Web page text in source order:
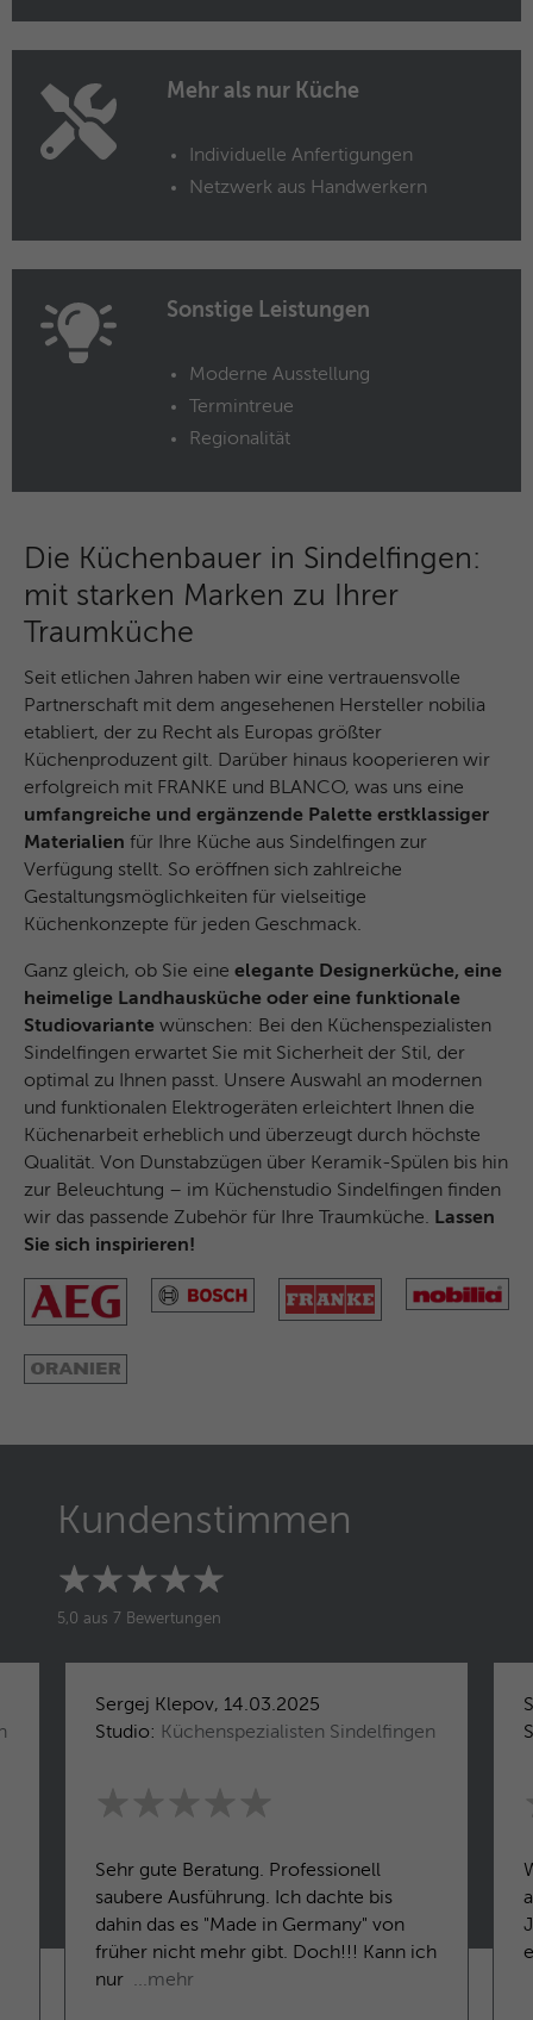
Mehr als nur Küche
Individuelle Anfertigungen
Netzwerk aus Handwerkern
Sonstige Leistungen
Moderne Ausstellung
Termintreue
Regionalität
Die Küchenbauer in Sindelfingen:
mit starken Marken zu Ihrer
Traumküche
Seit etlichen Jahren haben wir eine vertrauensvolle
Partnerschaft mit dem angesehenen Hersteller nobilia
etabliert, der zu Recht als Europas größter
Küchenproduzent gilt. Darüber hinaus kooperieren wir
erfolgreich mit FRANKE und BLANCO, was uns eine
umfangreiche und ergänzende Palette erstklassiger
Materialien für Ihre Küche aus Sindelfingen zur
Verfügung stellt. So eröffnen sich zahlreiche
Gestaltungsmöglichkeiten für vielseitige
Küchenkonzepte für jeden Geschmack.
Ganz gleich, ob Sie eine elegante Designerküche, eine
heimelige Landhausküche oder eine funktionale
Studiovariante wünschen: Bei den Küchenspezialisten
Sindelfingen erwartet Sie mit Sicherheit der Stil, der
optimal zu Ihnen passt. Unsere Auswahl an modernen
und funktionalen Elektrogeräten erleichtert Ihnen die
Küchenarbeit erheblich und überzeugt durch höchste
Qualität. Von Dunstabzügen über Keramik-Spülen bis hin
zur Beleuchtung – im Küchenstudio Sindelfingen finden
wir das passende Zubehör für Ihre Traumküche. Lassen
Sie sich inspirieren!
Kundenstimmen
5,0 aus 7 Bewertungen
Sergej Klepov, 14.03.2025
Studio: Küchenspezialisten Sindelfingen
Sehr gute Beratung. Professionell
saubere Ausführung. Ich dachte bis
dahin das es "Made in Germany" von
früher nicht mehr gibt. Doch!!! Kann ich
nur ...mehr
Zweck
Werbezwecke, übertragen wird . Clarity
Anbieter Microsoft Clarity
Laufzeit Browsersession
Gibt an, ob MUID aktualisiert werden soll.
MUID
Laufzeit 1 Jahr
Identifiziert eindeutige Webbrowser, die
Microsoft-Websites besuchen. Dieses
Analysen und andere betriebliche Zwecke
verwendet.
Name SM
Anbieter Microsoft Clarity
Wird zum Synchronisieren der MUID über
Microsoft-Domains hinweg verwendet.